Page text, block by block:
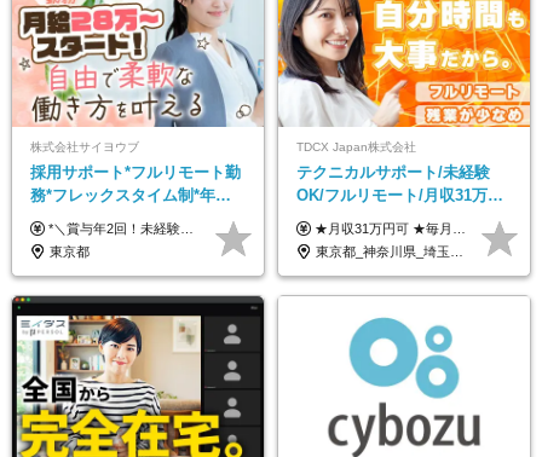
株式会社サイヨウブ
採用サポート*フルリモート勤
務*フレックスタイム制*年休
120日*土日祝休み*残業ほぼな
し*育児中社員8割以上
*＼賞与年2回！未経験から月給28万円スタート／* ◆月給28万～40万円＋賞与年2回＋各種インセンティブ ※経験・スキルを考慮の上、決定します ※試用期間6ヶ月間あり（期間中は月給26万円～になります。その他待遇等に差異はありません） ※月給には月35時間分の固定残業代含む（月5万4800円/超過分別途支給） ※ほとんどのメンバーが残業ゼロです！フレックスタイム制のため、自分の生活に合わせて調整できます。 ＼希望性で土曜日出勤あり／ お客様より「土曜日に応募者の対応をしてほしい」という ご要望を受けた際に、応募者対応⇒求職者との メッセージのやり取りなど、対応が発生する場合があります。 ※土曜日に出勤いただく場合は ・2時間稼働：4500円 ・4時間稼働：9000円 の給与が発生。勤務時間が4時間超えることは原則ありません。 短期間で高い給与をGETできるチャンスです♪
東京都
TDCX Japan株式会社
テクニカルサポート/未経験
OK/フルリモート/月収31万円
可/月最大3万のインセンティ
ブ支給/平均年齢33歳
★月収31万円可 ★毎月「最大3万円」のインセンティブあり 月給266,228円～＋スキル手当（15,000円）＋インセンティブ（月最大3万円） ※月給例（月額最大額）：281,228 円＋残業代発生分 インセンティブを最大まで取得できた場合は、月額最大額：311,228円＋残業代発生分 となります ※経験・スキルなどを考慮し決定します ※残業代は1分単位で支給 ※試用期間3ヵ月あり（契約社員期間も給与・待遇に変更なし） ※インセンティブは効率性、顧客満足、勤怠状況等の結果により毎月金額が決定されます。 ＼”頑張り”はインセンティブで還元！／ 入社3ヶ月目から、目標数字やKPI、勤怠状況、お客様アンケートなどをもとに評価をスタート。 最短4ヶ月目にはインセンティブの支給も可能です！
東京都_神奈川県_埼玉県_千葉県_大阪府_愛知県_北海道_青森県_岩手県_宮城県_秋田県_山形県_福島県_茨城県_栃木県_群馬県_新潟県_山梨県_長野県_富山県_石川県_福井県_静岡県_岐阜県_三重県_兵庫県_京都府_滋賀県_奈良県_和歌山県_広島県_岡山県_鳥取県_島根県_山口県_徳島県_香川県_愛媛県_高知県_福岡県_熊本県_佐賀県_長崎県_大分県_宮崎県_鹿児島県_沖縄県